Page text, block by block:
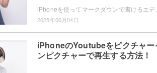
2025年06月04日
iPhoneのYoutubeをピクチャー
ンピクチャーで再生する方法！